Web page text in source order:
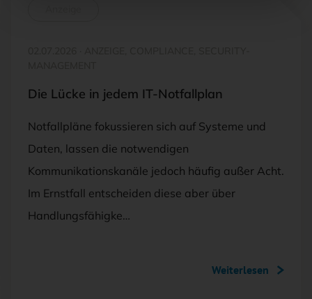
Die Lücke in jedem IT-Notfallplan
Notfallpläne fokussieren sich auf Systeme und
Daten, lassen die notwendigen
Kommunikationskanäle jedoch häufig außer Acht.
Im Ernstfall entscheiden diese aber über
Handlungsfähigke…
Weiterlesen